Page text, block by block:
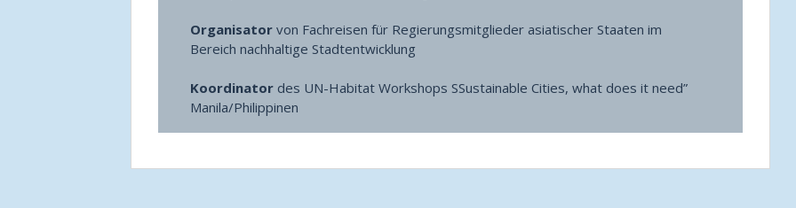
Organisator von Fachreisen für Regierungsmitglieder asiatischer Staaten im
Bereich nachhaltige Stadtentwicklung
Koordinator des UN-Habitat Workshops SSustainable Cities, what does it need”
Manila/Philippinen